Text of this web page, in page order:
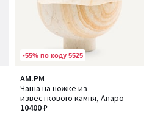
-55% по коду 5525
AM.PM
Чаша на ножке из
известкового камня, Anapo
10400 ₽